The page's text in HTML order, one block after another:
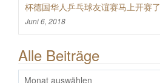
杯德国华人乒乓球友谊赛马上开赛了
Juni 6, 2018
Alle Beiträge
Alle